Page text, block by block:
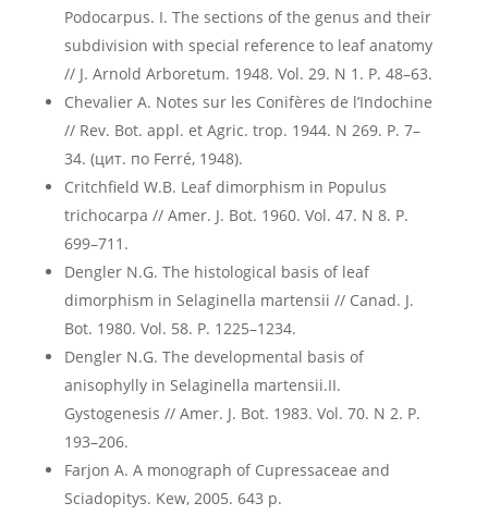
Podocarpus. I. The sections of the genus and their
subdivision with special reference to leaf anatomy
// J. Arnold Arboretum. 1948. Vol. 29. N 1. Р. 48–63.
Chevalier А. Notes sur les Conifères de l’Indochine
// Rev. Bot. appl. et Agric. trop. 1944. N 269. Р. 7–
34. (цит. по Ferré, 1948).
Critchfield W.B. Leaf dimorphism in Populus
trichocarpa // Amer. J. Bot. 1960. Vol. 47. N 8. P.
699–711.
Dengler N.G. The histological basis of leaf
dimorphism in Selaginella martensii // Canad. J.
Bot. 1980. Vol. 58. P. 1225–1234.
Dengler N.G. The developmental basis of
anisophylly in Selaginella martensii.II.
Gystogenesis // Amer. J. Bot. 1983. Vol. 70. N 2. P.
193–206.
Farjon A. A monograph of Cupressaceae and
Sciadopitys. Kew, 2005. 643 p.